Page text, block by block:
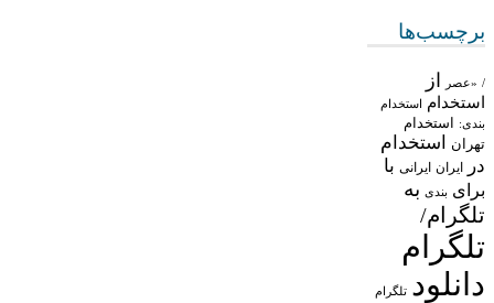
برچسب‌ها
/ «عصر از
استخدام استخدام
بندی: استخدام
تهران
استخدام
در
ایران ایرانی با
برای بندی به
تلگرام/
تلگرام
دانلود تلگرام